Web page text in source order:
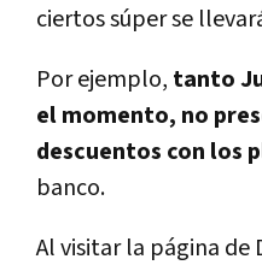
ciertos súper se
Por ejemplo, tanto
el momento, no
descuentos con los
banco.
Al visitar la página de